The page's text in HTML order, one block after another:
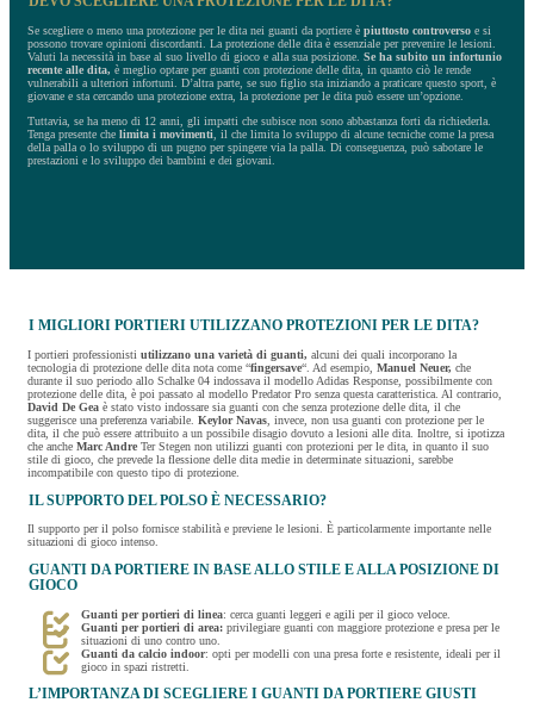
Se scegliere o meno una protezione per le dita nei guanti da portiere è piuttosto controverso e si
possono trovare opinioni discordanti. La protezione delle dita è essenziale per prevenire le lesioni.
Valuti la necessità in base al suo livello di gioco e alla sua posizione. Se ha subito un infortunio
recente alle dita, è meglio optare per guanti con protezione delle dita, in quanto ciò le rende
vulnerabili a ulteriori infortuni. D’altra parte, se suo figlio sta iniziando a praticare questo sport, è
giovane e sta cercando una protezione extra, la protezione per le dita può essere un’opzione.
Tuttavia, se ha meno di 12 anni, gli impatti che subisce non sono abbastanza forti da richiederla.
Tenga presente che limita i movimenti , il che limita lo sviluppo di alcune tecniche come la presa
della palla o lo sviluppo di un pugno per spingere via la palla. Di conseguenza, può sabotare le
prestazioni e lo sviluppo dei bambini e dei giovani.
I MIGLIORI PORTIERI UTILIZZANO PROTEZIONI PER LE DITA?
I portieri professionisti utilizzano una varietà di guanti, alcuni dei quali incorporano la
tecnologia di protezione delle dita nota come “fingersave“. Ad esempio, Manuel Neuer, che
durante il suo periodo allo Schalke 04 indossava il modello Adidas Response, possibilmente con
protezione delle dita, è poi passato al modello Predator Pro senza questa caratteristica. Al contrario,
David De Gea è stato visto indossare sia guanti con che senza protezione delle dita, il che
suggerisce una preferenza variabile. Keylor Navas , invece, non usa guanti con protezione per le
dita, il che può essere attribuito a un possibile disagio dovuto a lesioni alle dita. Inoltre, si ipotizza
che anche Marc Andre Ter Stegen non utilizzi guanti con protezioni per le dita, in quanto il suo
stile di gioco, che prevede la flessione delle dita medie in determinate situazioni, sarebbe
incompatibile con questo tipo di protezione.
IL SUPPORTO DEL POLSO È NECESSARIO?
Il supporto per il polso fornisce stabilità e previene le lesioni. È particolarmente importante nelle
situazioni di gioco intenso.
GUANTI DA PORTIERE IN BASE ALLO STILE E ALLA POSIZIONE DI
GIOCO
Guanti per portieri di linea: cerca guanti leggeri e agili per il gioco veloce.
Guanti per portieri di area: privilegiare guanti con maggiore protezione e presa per le
situazioni di uno contro uno.
Guanti da calcio indoor: opti per modelli con una presa forte e resistente, ideali per il
gioco in spazi ristretti.
L’IMPORTANZA DI SCEGLIERE I GUANTI DA PORTIERE GIUSTI